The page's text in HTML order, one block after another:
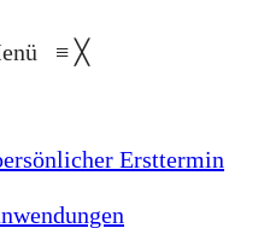
≡ ╳
Ersttermin